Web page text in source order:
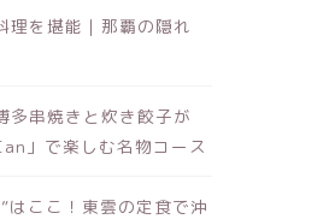
理を堪能｜那覇の隠れ
多串焼きと炊き餃子が
」で楽しむ名物コース
はここ！東雲の定食で沖